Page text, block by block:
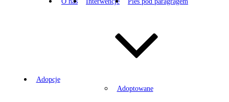
Adopcje
Adoptowane